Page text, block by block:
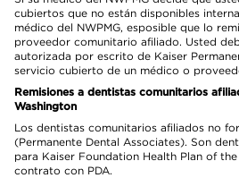
cubiertos que no están disponibles
médico del NWPMG, esposible que lo
proveedor comunitario afiliado. Usted
autorizada por escrito de Kaiser
servicio cubierto de un médico o
Remisiones a dentistas comunitarios
Washington
Los dentistas comunitarios afiliados no
(Permanente Dental Associates). Son
para Kaiser Foundation Health Plan of
contrato con PDA.